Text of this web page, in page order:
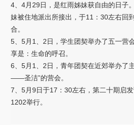
4、4月29日，是红雨姊妹获自由的日子
妹被住地派出所接出，于11：30左右回
合。
5、5月1、2日，学生团契举办了五一营
享是：生命的呼召。
6、5月1、2日，青年团契在近郊举办了
——圣洁”的营会。
7、5月9日于17：30左右，第二十期启
1202举行。